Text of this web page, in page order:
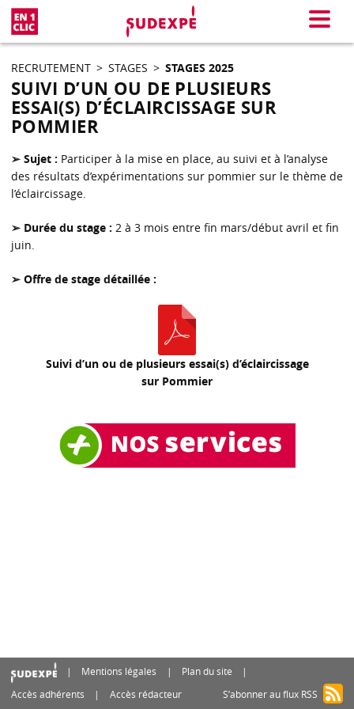
Menu
RECRUTEMENT > STAGES > STAGES 2025
SUIVI D’UN OU DE PLUSIEURS
ESSAI(S) D’ÉCLAIRCISSAGE SUR
POMMIER
➢ Sujet : Participer à la mise en place, au suivi et à l’analyse
des résultats d’expérimentations sur pommier sur le thème de
l’éclaircissage.
➢ Durée du stage : 2 à 3 mois entre fin mars/début avril et fin
juin.
➢ Offre de stage détaillée :
Suivi d’un ou de plusieurs essai(s) d’éclaircissage
sur Pommier
Mentions légales
Plan du site
Accès adhérents
Accès rédacteur S’abonner au flux RSS